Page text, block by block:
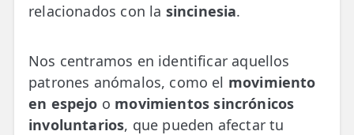
relacionados con la sincinesia.
Nos centramos en identificar aquellos
patrones anómalos, como el movimiento
en espejo o movimientos sincrónicos
involuntarios, que pueden afectar tu